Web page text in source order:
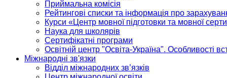
Приймальна комісія
Рейтингові списки та інформація про
Курси «Центр мовної підготовки та мовної
Наука для школярів
Сертифікатні програми
Освітній центр "Освіта-Україна". Особливості
Міжнародні зв'язки
Відділ міжнародних зв’язків